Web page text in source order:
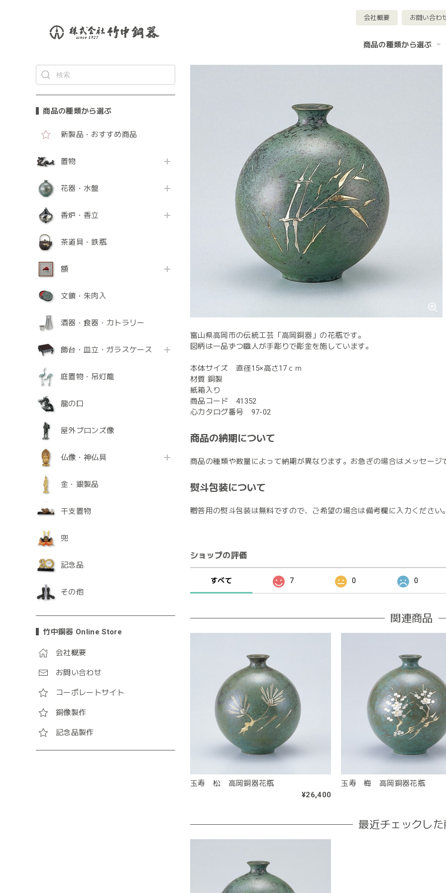
会社概要 お問い合わ
商品の種類から選ぶ
商品の種類から選ぶ
新製品・おすすめ商品
置物
花器・水盤
香炉・香立
茶道具・鉄瓶
額
文鎮・朱肉入
酒器・食器・カトラリー
飾台・皿立・ガラスケース
庭置物・吊灯籠
龍の口
屋外ブロンズ像
仏像・神仏具
金・銀製品
干支置物
兜
記念品
その他
竹中銅器 Online Store
会社概要
お問い合わせ
コーポレートサイト
銅像製作
記念品製作
富山県高岡市の伝統工芸「高岡銅器」の花瓶です。
図柄は一品ずつ職人が手彫りで彫金を施しています。
本体サイズ 直径15×高さ17ｃｍ
材質 銅製
紙箱入り
商品コード 41352
心カタログ番号 97-02
商品の納期について
商品の種類や数量によって納期が異なります。お急ぎの場合はメッセー
熨斗包装について
贈答用の熨斗包装は無料ですので、ご希望の場合は備考欄に入力ください
ショップの評価
すべて 7 0 0
関連商品
玉寿 松 高岡銅器花瓶
¥26,400
玉寿 梅 高岡銅器花瓶
最近チェックし